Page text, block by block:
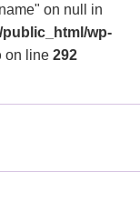
on null in
wp-
on line292